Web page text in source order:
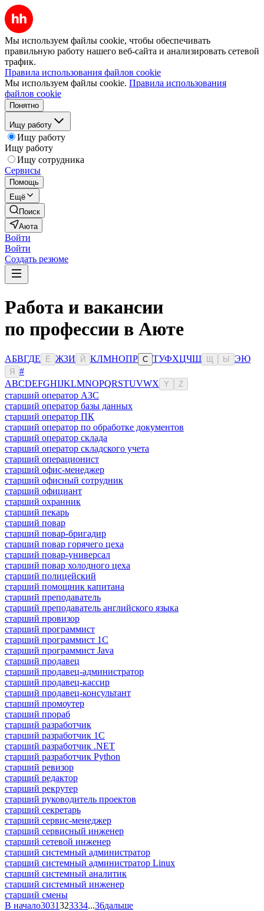
Мы используем файлы cookie, чтобы обеспечивать
правильную работу нашего веб-сайта и анализировать сетевой
трафик.
Правила использования файлов cookie
Мы используем файлы cookie. Правила использования
файлов cookie
Понятно
Ищу работу
Ищу работу
Ищу работу
Ищу сотрудника
Сервисы
Помощь
Ещё
Поиск
Аюта
Войти
Войти
Создать резюме
Работа и вакансии
по профессии в Аюте
АБВГДЕ Ё ЖЗИ Й КЛМНОПР С ТУФХЦЧШ Ы ЭЮ
Я
#
ABCDEFGHIJKLMNOPQRSTUVWX Y Z
старший оператор АЗС
старший оператор базы данных
старший оператор ПК
старший оператор по обработке документов
старший оператор склада
старший оператор складского учета
старший операционист
старший офис-менеджер
старший офисный сотрудник
старший официант
старший охранник
старший пекарь
старший повар
старший повар-бригадир
старший повар горячего цеха
старший повар-универсал
старший повар холодного цеха
старший полицейский
старший помощник капитана
старший преподаватель
старший преподаватель английского языка
старший провизор
старший программист
старший программист 1С
старший программист Java
старший продавец
старший продавец-администратор
старший продавец-кассир
старший продавец-консультант
старший промоутер
старший прораб
старший разработчик
старший разработчик 1С
старший разработчик .NET
старший разработчик Python
старший ревизор
старший редактор
старший рекрутер
старший руководитель проектов
старший секретарь
старший сервис-менеджер
старший сервисный инженер
старший сетевой инженер
старший системный администратор
старший системный администратор Linux
старший системный аналитик
старший системный инженер
старший смены
В начало3031323334...36дальше